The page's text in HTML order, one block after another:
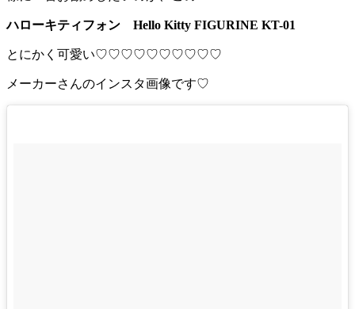
ハローキティフォン Hello Kitty FIGURINE KT-01
とにかく可愛い♡♡♡♡♡♡♡♡♡♡
メーカーさんのインスタ画像です♡